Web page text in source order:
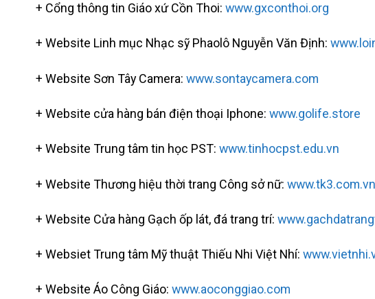
+ Cổng thông tin Giáo xứ Cồn Thoi: www.gxconthoi.org
+ Website Linh mục Nhạc sỹ Phaolô Nguyễn Văn Định:
+ Website Sơn Tây Camera: www.sontaycamera.com
+ Website cửa hàng bán điện thoại Iphone: www.golife.store
+ Website Trung tâm tin học PST: www.tinhocpst.edu.vn
+ Website Thương hiệu thời trang Công sở nữ: www.tk3.com.vn
+ Website Cửa hàng Gạch ốp lát, đá trang trí:
+ Websiet Trung tâm Mỹ thuật Thiếu Nhi Việt Nhí:
+ Website Áo Công Giáo: www.aoconggiao.com